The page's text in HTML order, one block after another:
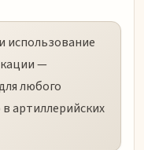
—
любого
артиллерийских